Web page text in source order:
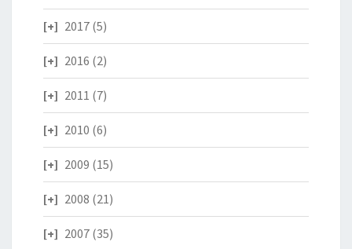
2017 (5)
2016 (2)
2011 (7)
2010 (6)
2009 (15)
2008 (21)
2007 (35)